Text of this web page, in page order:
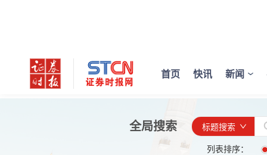
首页 快讯 新闻
全局搜索
标题搜索
列表排序：